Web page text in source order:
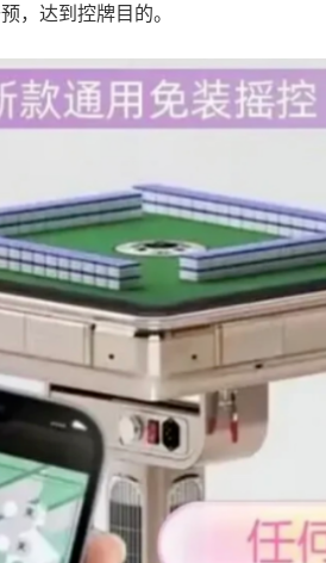
，达到控牌目的。